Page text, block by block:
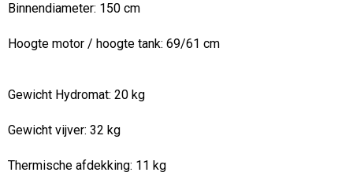
Binnendiameter: 150 cm
Hoogte motor / hoogte tank: 69/61 cm
Gewicht Hydromat: 20 kg
Gewicht vijver: 32 kg
Thermische afdekking: 11 kg